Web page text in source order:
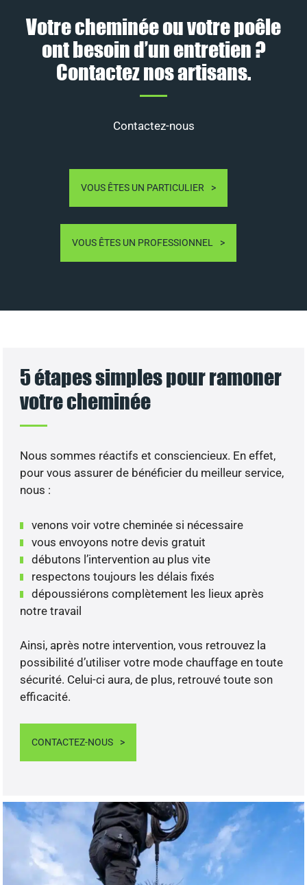
Votre cheminée ou votre poêle
ont besoin d’un entretien ?
Contactez nos artisans.
Contactez-nous
VOUS ÊTES UN PARTICULIER
VOUS ÊTES UN PROFESSIONNEL
5 étapes simples pour ramoner
votre cheminée
Nous sommes réactifs et consciencieux. En effet,
pour vous assurer de bénéficier du meilleur service,
nous :
venons voir votre cheminée si nécessaire
vous envoyons notre devis gratuit
débutons l’intervention au plus vite
respectons toujours les délais fixés
dépoussiérons complètement les lieux après
notre travail
Ainsi, après notre intervention, vous retrouvez la
possibilité d’utiliser votre mode chauffage en toute
sécurité. Celui-ci aura, de plus, retrouvé toute son
efficacité.
CONTACTEZ-NOUS